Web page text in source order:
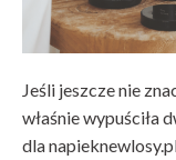
Jeśli jeszcze nie
właśnie wypuściła
dla